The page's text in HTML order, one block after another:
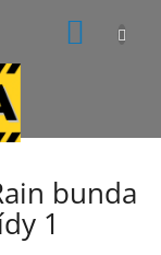
bunda
1